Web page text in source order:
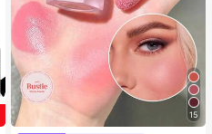
15